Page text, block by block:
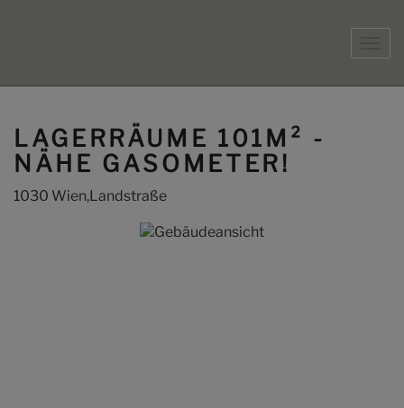
LAGERRÄUME 101M² -
NÄHE GASOMETER!
1030 Wien,Landstraße